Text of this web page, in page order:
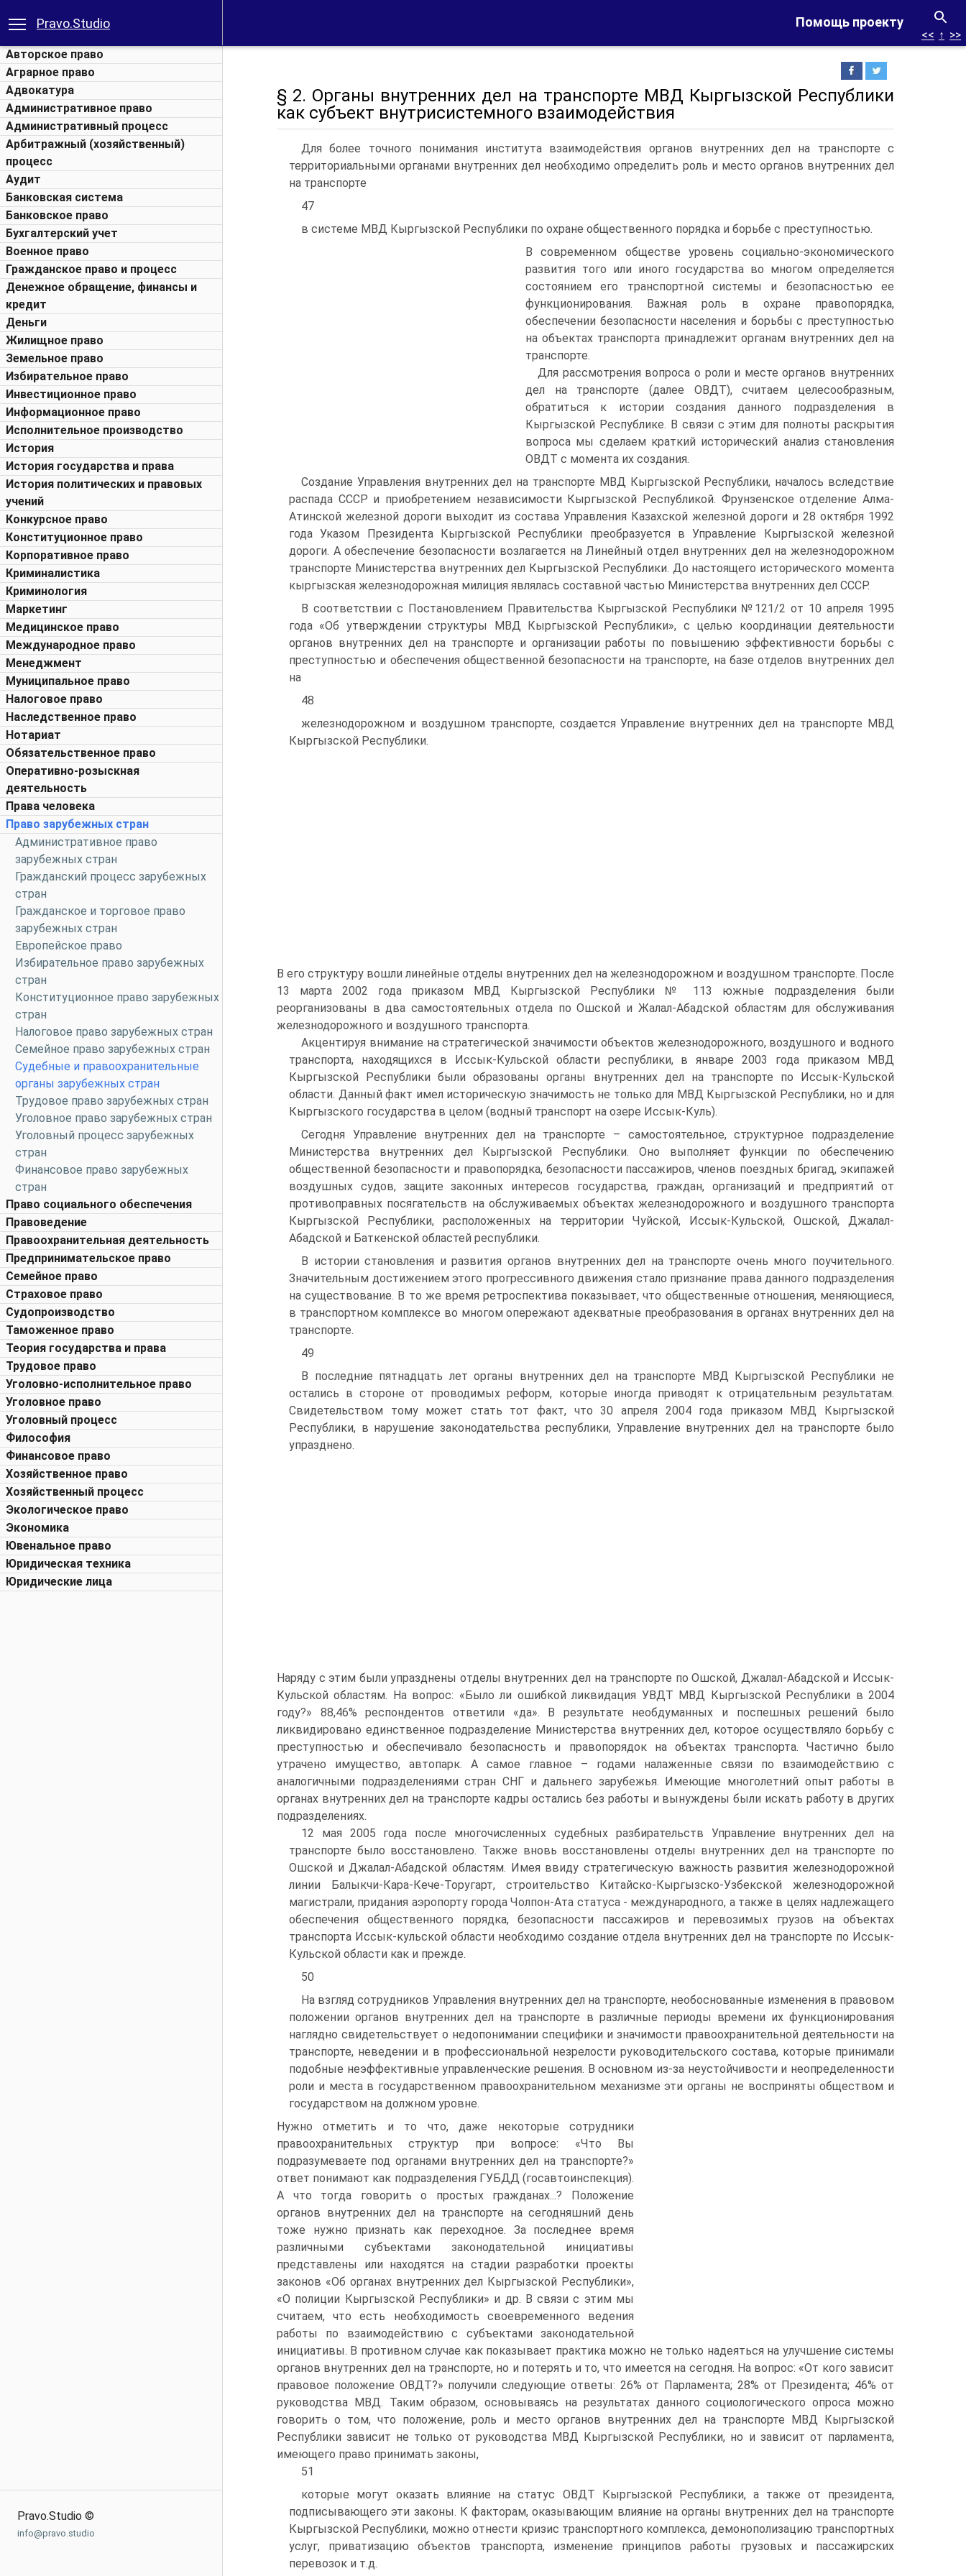
Помощь проекту
Pravo.Studio
Авторское право
Аграрное право
Адвокатура
Административное право
Административный процесс
Арбитражный (хозяйственный)
процесс
Аудит
Банковская система
Банковское право
Бухгалтерский учет
Военное право
Гражданское право и процесс
Денежное обращение, финансы и
кредит
Деньги
Жилищное право
Земельное право
Избирательное право
Инвестиционное право
Информационное право
Исполнительное производство
История
История государства и права
История политических и правовых
учений
Конкурсное право
Конституционное право
Корпоративное право
Криминалистика
Криминология
Маркетинг
Медицинское право
Международное право
Менеджмент
Муниципальное право
Налоговое право
Наследственное право
Нотариат
Обязательственное право
Оперативно-розыскная
деятельность
Права человека
Право зарубежных стран
Административное право
зарубежных стран
Гражданский процесс зарубежных
стран
Гражданское и торговое право
зарубежных стран
Европейское право
Избирательное право зарубежных
стран
Конституционное право зарубежных
стран
Налоговое право зарубежных стран
Семейное право зарубежных стран
Судебные и правоохранительные
органы зарубежных стран
Трудовое право зарубежных стран
Уголовное право зарубежных стран
Уголовный процесс зарубежных
стран
Финансовое право зарубежных
стран
Право социального обеспечения
Правоведение
Правоохранительная деятельность
Предпринимательское право
Семейное право
Страховое право
Судопроизводство
Таможенное право
Теория государства и права
Трудовое право
Уголовно-исполнительное право
Уголовное право
Уголовный процесс
Философия
Финансовое право
Хозяйственное право
Хозяйственный процесс
Экологическое право
Экономика
Ювенальное право
Юридическая техника
Юридические лица
Pravo.Studio ©
info@pravo.studio
<< ↑ >>
§ 2. Органы внутренних дел на транспорте МВД Кыргызской Республики
как субъект внутрисистемного взаимодействия
Для более точного понимания института взаимодействия органов внутренних дел на транспорте с
территориальными органами внутренних дел необходимо определить роль и место органов внутренних дел
на транспорте
47
в системе МВД Кыргызской Республики по охране общественного порядка и борьбе с преступностью.
В современном обществе уровень социально-экономического
развития того или иного государства во многом определяется
состоянием его транспортной системы и безопасностью ее
функционирования. Важная роль в охране правопорядка,
обеспечении безопасности населения и борьбы с преступностью
на объектах транспорта принадлежит органам внутренних дел на
транспорте.
Для рассмотрения вопроса о роли и месте органов внутренних
дел на транспорте (далее ОВДТ), считаем целесообразным,
обратиться к истории создания данного подразделения в
Кыргызской Республике. В связи с этим для полноты раскрытия
вопроса мы сделаем краткий исторический анализ становления
ОВДТ с момента их создания.
Создание Управления внутренних дел на транспорте МВД Кыргызской Республики, началось вследствие
распада СССР и приобретением независимости Кыргызской Республикой. Фрунзенское отделение Алма-
Атинской железной дороги выходит из состава Управления Казахской железной дороги и 28 октября 1992
года Указом Президента Кыргызской Республики преобразуется в Управление Кыргызской железной
дороги. А обеспечение безопасности возлагается на Линейный отдел внутренних дел на железнодорожном
транспорте Министерства внутренних дел Кыргызской Республики. До настоящего исторического момента
кыргызская железнодорожная милиция являлась составной частью Министерства внутренних дел СССР.
В соответствии с Постановлением Правительства Кыргызской Республики №121/2 от 10 апреля 1995
года «Об утверждении структуры МВД Кыргызской Республики», с целью координации деятельности
органов внутренних дел на транспорте и организации работы по повышению эффективности борьбы с
преступностью и обеспечения общественной безопасности на транспорте, на базе отделов внутренних дел
на
48
железнодорожном и воздушном транспорте, создается Управление внутренних дел на транспорте МВД
Кыргызской Республики.
В его структуру вошли линейные отделы внутренних дел на железнодорожном и воздушном транспорте. После
13 марта 2002 года приказом МВД Кыргызской Республики № 113 южные подразделения были
реорганизованы в два самостоятельных отдела по Ошской и Жалал-Абадской областям для обслуживания
железнодорожного и воздушного транспорта.
Акцентируя внимание на стратегической значимости объектов железнодорожного, воздушного и водного
транспорта, находящихся в Иссык-Кульской области республики, в январе 2003 года приказом МВД
Кыргызской Республики были образованы органы внутренних дел на транспорте по Иссык-Кульской
области. Данный факт имел историческую значимость не только для МВД Кыргызской Республики, но и для
Кыргызского государства в целом (водный транспорт на озере Иссык-Куль).
Сегодня Управление внутренних дел на транспорте – самостоятельное, структурное подразделение
Министерства внутренних дел Кыргызской Республики. Оно выполняет функции по обеспечению
общественной безопасности и правопорядка, безопасности пассажиров, членов поездных бригад, экипажей
воздушных судов, защите законных интересов государства, граждан, организаций и предприятий от
противоправных посягательств на обслуживаемых объектах железнодорожного и воздушного транспорта
Кыргызской Республики, расположенных на территории Чуйской, Иссык-Кульской, Ошской, Джалал-
Абадской и Баткенской областей республики.
В истории становления и развития органов внутренних дел на транспорте очень много поучительного.
Значительным достижением этого прогрессивного движения стало признание права данного подразделения
на существование. В то же время ретроспектива показывает, что общественные отношения, меняющиеся,
в транспортном комплексе во многом опережают адекватные преобразования в органах внутренних дел на
транспорте.
49
В последние пятнадцать лет органы внутренних дел на транспорте МВД Кыргызской Республики не
остались в стороне от проводимых реформ, которые иногда приводят к отрицательным результатам.
Свидетельством тому может стать тот факт, что 30 апреля 2004 года приказом МВД Кыргызской
Республики, в нарушение законодательства республики, Управление внутренних дел на транспорте было
упразднено.
Наряду с этим были упразднены отделы внутренних дел на транспорте по Ошской, Джалал-Абадской и Иссык-
Кульской областям. На вопрос: «Было ли ошибкой ликвидация УВДТ МВД Кыргызской Республики в 2004
году?» 88,46% респондентов ответили «да». В результате необдуманных и поспешных решений было
ликвидировано единственное подразделение Министерства внутренних дел, которое осуществляло борьбу с
преступностью и обеспечивало безопасность и правопорядок на объектах транспорта. Частично было
утрачено имущество, автопарк. А самое главное – годами налаженные связи по взаимодействию с
аналогичными подразделениями стран СНГ и дальнего зарубежья. Имеющие многолетний опыт работы в
органах внутренних дел на транспорте кадры остались без работы и вынуждены были искать работу в других
подразделениях.
12 мая 2005 года после многочисленных судебных разбирательств Управление внутренних дел на
транспорте было восстановлено. Также вновь восстановлены отделы внутренних дел на транспорте по
Ошской и Джалал-Абадской областям. Имея ввиду стратегическую важность развития железнодорожной
линии Балыкчи-Кара-Кече-Торугарт, строительство Китайско-Кыргызско-Узбекской железнодорожной
магистрали, придания аэропорту города Чолпон-Ата статуса - международного, а также в целях надлежащего
обеспечения общественного порядка, безопасности пассажиров и перевозимых грузов на объектах
транспорта Иссык-кульской области необходимо создание отдела внутренних дел на транспорте по Иссык-
Кульской области как и прежде.
50
На взгляд сотрудников Управления внутренних дел на транспорте, необоснованные изменения в правовом
положении органов внутренних дел на транспорте в различные периоды времени их функционирования
наглядно свидетельствует о недопонимании специфики и значимости правоохранительной деятельности на
транспорте, неведении и в профессиональной незрелости руководительского состава, которые принимали
подобные неэффективные управленческие решения. В основном из-за неустойчивости и неопределенности
роли и места в государственном правоохранительном механизме эти органы не восприняты обществом и
государством на должном уровне.
Нужно отметить и то что, даже некоторые сотрудники
правоохранительных структур при вопросе: «Что Вы
подразумеваете под органами внутренних дел на транспорте?»
ответ понимают как подразделения ГУБДД (госавтоинспекция).
А что тогда говорить о простых гражданах...? Положение
органов внутренних дел на транспорте на сегодняшний день
тоже нужно признать как переходное. За последнее время
различными субъектами законодательной инициативы
представлены или находятся на стадии разработки проекты
законов «Об органах внутренних дел Кыргызской Республики»,
«О полиции Кыргызской Республики» и др. В связи с этим мы
считаем, что есть необходимость своевременного ведения
работы по взаимодействию с субъектами законодательной
инициативы. В противном случае как показывает практика можно не только надеяться на улучшение системы
органов внутренних дел на транспорте, но и потерять и то, что имеется на сегодня. На вопрос: «От кого зависит
правовое положение ОВДТ?» получили следующие ответы: 26% от Парламента; 28% от Президента; 46% от
руководства МВД. Таким образом, основываясь на результатах данного социологического опроса можно
говорить о том, что положение, роль и место органов внутренних дел на транспорте МВД Кыргызской
Республики зависит не только от руководства МВД Кыргызской Республики, но и зависит от парламента,
имеющего право принимать законы,
51
которые могут оказать влияние на статус ОВДТ Кыргызской Республики, а также от президента,
подписывающего эти законы. К факторам, оказывающим влияние на органы внутренних дел на транспорте
Кыргызской Республики, можно отнести кризис транспортного комплекса, демонополизацию транспортных
услуг, приватизацию объектов транспорта, изменение принципов работы грузовых и пассажирских
перевозок и т.д.